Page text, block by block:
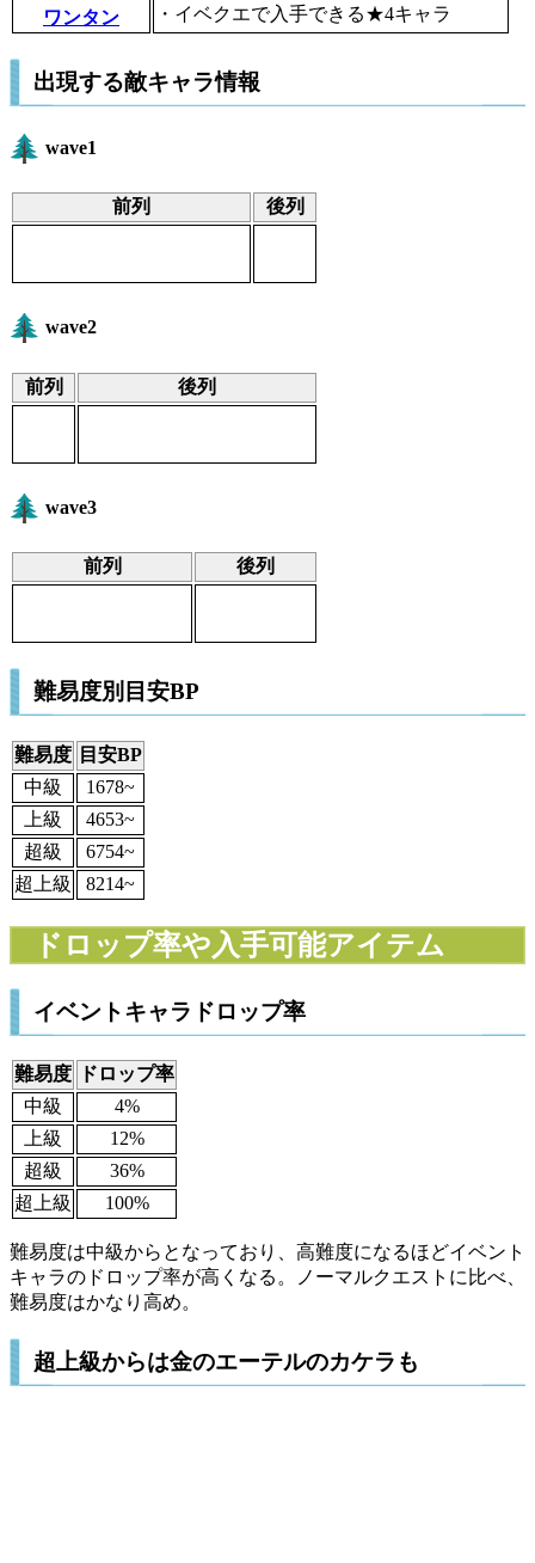
ワンタン ・イベクエで入手できる★4キャラ
出現する敵キャラ情報
wave1
前列 後列
wave2
前列 後列
wave3
前列 後列
難易度別目安BP
難易度 目安BP
中級
1678~
上級
4653~
超級
6754~
超上級
8214~
ドロップ率や入手可能アイテム
イベントキャラドロップ率
難易度
ドロップ率
中級
4%
上級
12%
超級
36%
超上級
100%
難易度は中級からとなっており、高難度になるほどイベント
キャラのドロップ率が高くなる。ノーマルクエストに比べ、
難易度はかなり高め。
超上級からは金のエーテルのカケラも